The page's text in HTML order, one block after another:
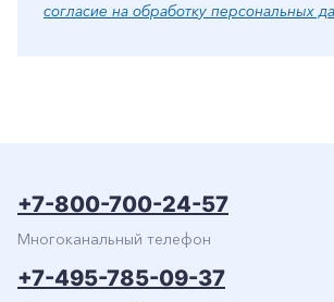
согласие на обработку персональных
+7-800-700-24-57
Многоканальный телефон
+7-495-785-09-37